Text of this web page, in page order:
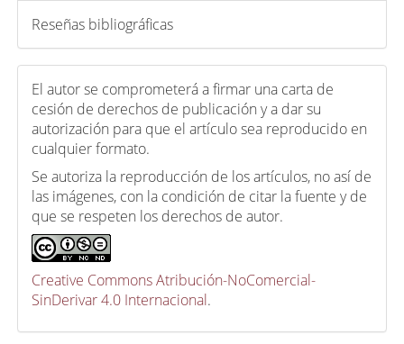
Reseñas bibliográficas
El autor se comprometerá a firmar una carta de
cesión de derechos de publicación y a dar su
autorización para que el artículo sea reproducido en
cualquier formato.
Se autoriza la reproducción de los artículos, no así de
las imágenes, con la condición de citar la fuente y de
que se respeten los derechos de autor.
Creative Commons Atribución-NoComercial-
SinDerivar 4.0 Internacional.